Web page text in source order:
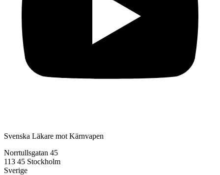
Svenska Läkare mot Kärnvapen
Norrtullsgatan 45
113 45 Stockholm
Sverige